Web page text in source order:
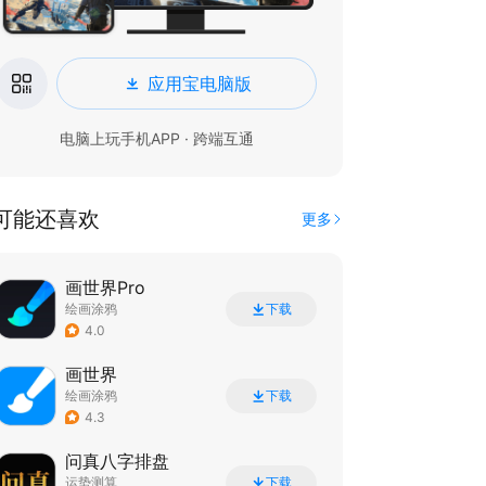
应用宝电脑版
电脑上玩手机APP · 跨端互通
能还喜欢 更多
画世界Pro
绘画涂鸦
4.0
下载
画世界
绘画涂鸦
4.3
下载
问真八字排盘
运势测算 下载